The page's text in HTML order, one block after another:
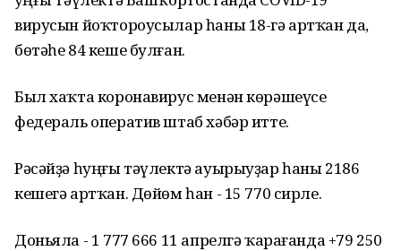
вирусын йоҡтороусылар һаны 18-гә артҡан да,
бөтәһе 84 кеше булған.
Был хаҡта коронавирус менән көрәшеүсе
федераль оператив штаб хәбәр итте.
Рәсәйҙә һуңғы тәүлектә ауырыуҙар һаны 2186
кешегә артҡан. Дөйөм һан - 15 770 сирле.
Доньяла - 1 777 666 11 апрелгә ҡарағанда +79 250